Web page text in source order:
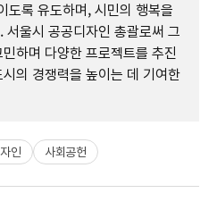
도록 유도하며, 시민의 행복을
서울시 공공디자인 총괄로써 그
하며 다양한 프로젝트를 추진
의 경쟁력을 높이는 데 기여한
인 사회공헌